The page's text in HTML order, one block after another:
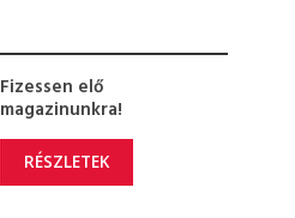
Fizessen elő
magazinunkra!
RÉSZLETEK